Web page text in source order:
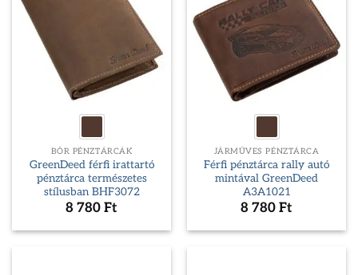
BŐR PÉNZTÁRCÁK
GreenDeed férfi irattartó
pénztárca természetes
stílusban BHF3072
8 780 Ft
JÁRMŰVES PÉNZTÁRCA
Férfi pénztárca rally autó
mintával GreenDeed
A3A1021
8 780 Ft